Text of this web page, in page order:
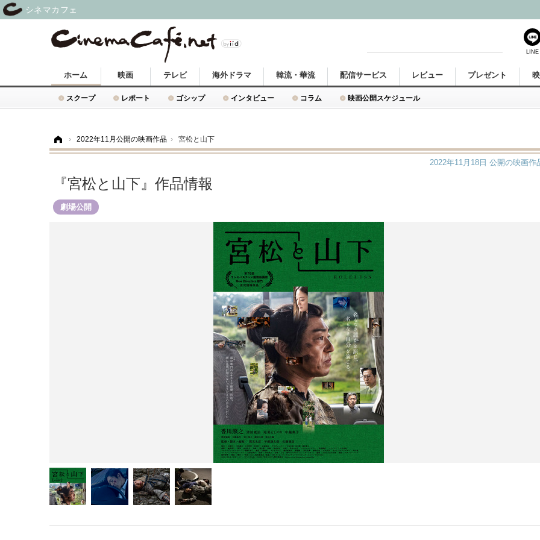
ホーム
スクープ レポート ゴシップ インタビュー コラム 映画公開スケジュール
映画 テレビ 海外ドラマ 韓流・華流 配信サービス レビュー プレゼント
› 2022年11月公開の映画作品 › 宮松と山下
『宮松と山下』作品情報
2022年11月18日 公開の映画作
劇場公開
LINE
シネマカフェ